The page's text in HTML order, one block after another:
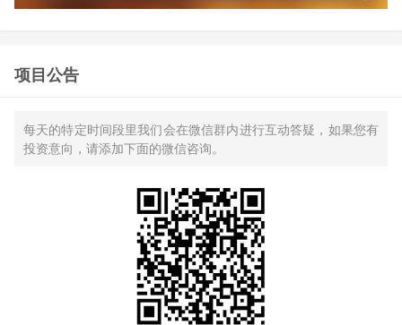
项目公告
每天的特定时间段里我们会在微信群内进行互动答疑，如果您有
投资意向，请添加下面的微信咨询。